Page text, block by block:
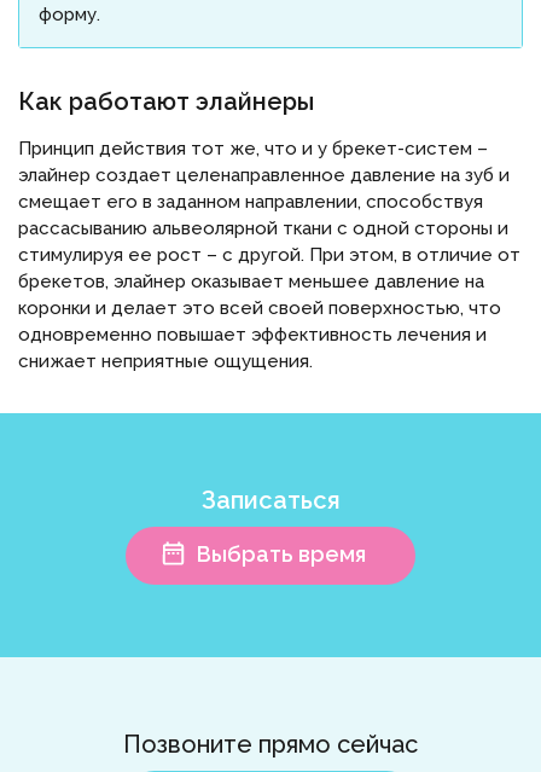
форму.
Как работают элайнеры
Принцип действия тот же, что и у брекет-систем –
элайнер создает целенаправленное давление на зуб и
смещает его в заданном направлении, способствуя
рассасыванию альвеолярной ткани с одной стороны и
стимулируя ее рост – с другой. При этом, в отличие от
брекетов, элайнер оказывает меньшее давление на
коронки и делает это всей своей поверхностью, что
одновременно повышает эффективность лечения и
снижает неприятные ощущения.
Позвоните прямо сейчас
Записаться
Выбрать время